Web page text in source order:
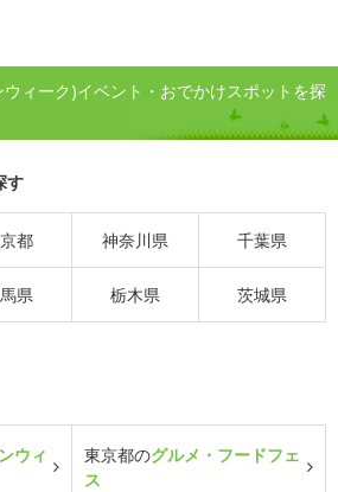
ィーク)イベント・おでかけスポットを探
す
都 神奈川県 千葉県
県 栃木県 茨城県
ウィ
東京都のグルメ・フードフェ
ス